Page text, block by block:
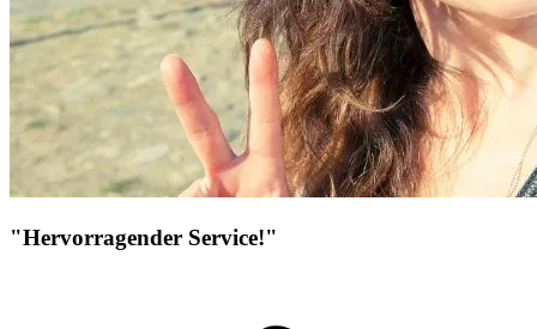
"Hervorragender Service!"